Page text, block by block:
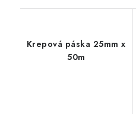
Krepová páska 25mm x
50m